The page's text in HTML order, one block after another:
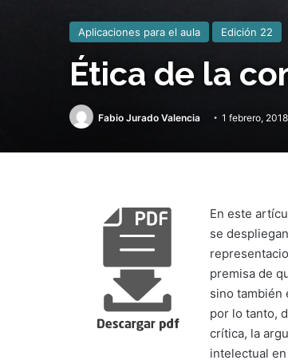
Aplicaciones para el aula Edición 22
Ética de la
Fabio Jurado Valencia 1 febrero, 2018
En este
se
premisa de
sino también
por lo tanto,
crítica, la
intelectual